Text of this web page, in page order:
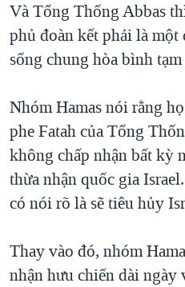
THƯỢNG ĐỈNH TRUMP-KIM
TRỊNH VĨNH BÌNH VS.
BÊN KIA QUỐC LỘ: TIẾNG
QUAN HỆ VIỆT MỸ
Và Tổng Thống Abbas
phủ đoàn kết phải là
sống chung hòa bình
Nhóm Hamas nói rằng
phe Fatah của Tổng
không chấp nhận bất kỳ
thừa nhận quốc gia
có nói rõ là sẽ tiêu hủy
Thay vào đó, nhóm
nhận hưu chiến dài ngày